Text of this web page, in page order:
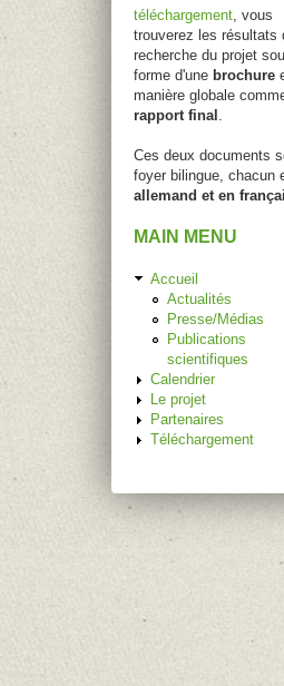
téléchargement , vous
trouverez les résultats
recherche du projet
forme d'une brochure
manière globale
rapport final
Ces deux documents
foyer bilingue, chacun
allemand et en
MAIN MENU
Accueil
Actualités
Presse/Médias
Publications
scientifiques
Calendrier
Le projet
Partenaires
Téléchargement